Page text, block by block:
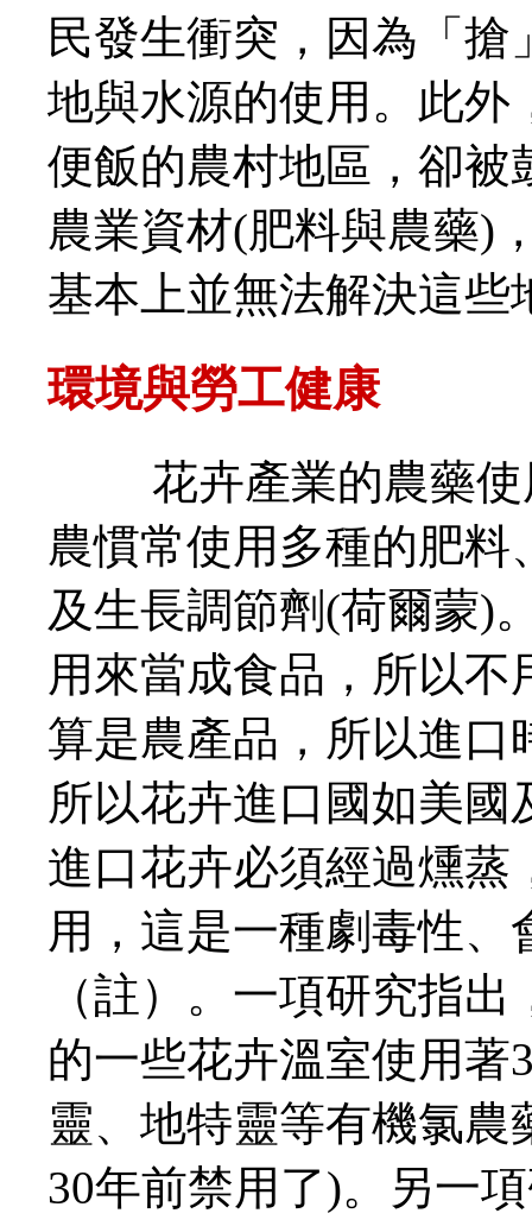
民發生衝突，因為「
地與水源的使用。此外
便飯的農村地區，卻被
農業資材(肥料與農藥)
基本上並無法解決這些
環境與勞工健康
花卉產業的農藥使
農慣常使用多種的肥
及生長調節劑(荷爾蒙)
用來當成食品，所以
算是農產品，所以進口
所以花卉進口國如美
進口花卉必須經過燻蒸
用，這是一種劇毒性
（註）。一項研究指
的一些花卉溫室使用著
靈、地特靈等有機氯
30年前禁用了)。另一